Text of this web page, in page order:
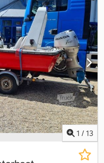
1 / 13